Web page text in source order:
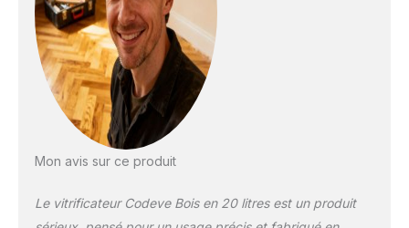
aux contraintes
mécaniques
spécifiques d'un
escalier en bois, y
compris
naturel : Préserve
Mon avis sur ce produit
Le vitrificateur Codeve Bois en 20 litres est un produit